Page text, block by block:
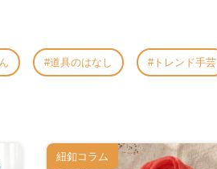
道具のはなし トレンド手芸
紐釦コラム